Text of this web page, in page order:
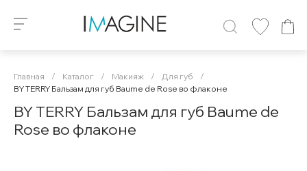
Главная / Каталог / Макияж / Для губ
/
BY TERRY Бальзам для губ Baume de Rose во флаконе
BY TERRY Бальзам для губ Baume de
Rose во флаконе